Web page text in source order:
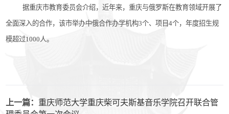
据重庆市教育委员会介绍，近年来，重庆与俄罗斯在教育领域开展了
全面深入的合作，该市举办中俄合作办学机构3个、项目4个，年度招生规
模超过1000人。
上一篇： 重庆师范大学重庆柴可夫斯基音乐学院召开联合管